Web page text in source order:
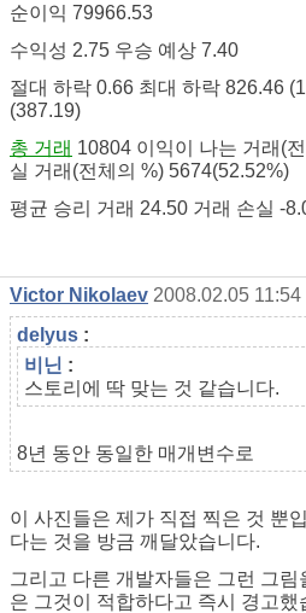
순이익 79966.53
수익성 2.75 우승 예상 7.40
절대 하락 0.66 최대 하락 826.46
(387.19)
총 거래 10804 이익이 나는 거래(
실 거래(전체의 %) 5674(52.52%)
평균 승리 거래 24.50 거래 손실 -
Victor Nikolaev 2008.02.05 11:54
delyus :
비닌 :
스토리에 딱 맞는 것 같습니다.
8년 동안 동일한 매개변수로
이 사진들은 제가 직접 찍은 것 뿐
다는 것을 방금 깨달았습니다.
그리고 다른 개발자들은 그런 그
은 그것이 적합하다고 즉시 경고했